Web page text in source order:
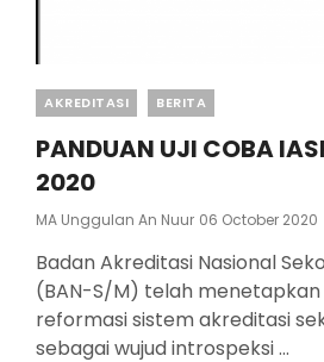
Categories
AKREDITASI BERITA
PANDUAN UJI COBA
2020
MA Unggulan An Nuur Posted
06 October 2020
Badan Akreditasi Nasional
(BAN-S/M) telah
reformasi sistem akreditasi
sebagai wujud introspeksi …